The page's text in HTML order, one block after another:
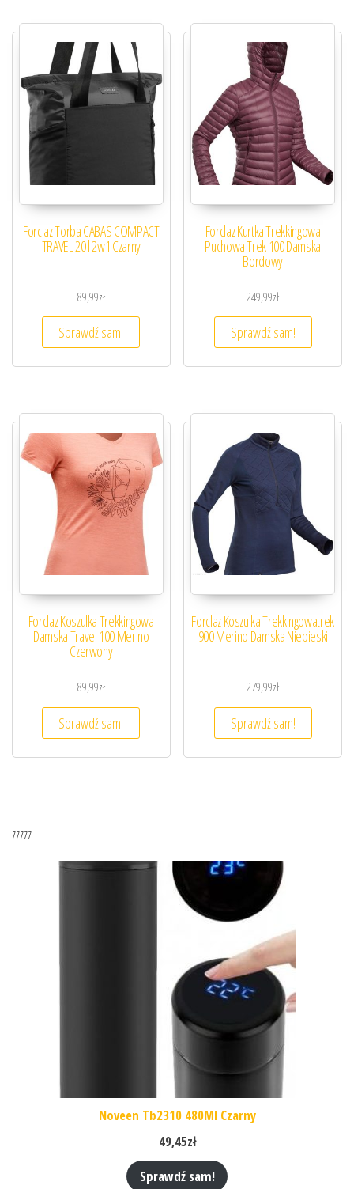
Forclaz Torba CABAS COMPACT
TRAVEL 20 l 2w1 Czarny
89,99zł
Sprawdź sam!
Forclaz Kurtka Trekkingowa
Puchowa Trek 100 Damska
Bordowy
249,99zł
Sprawdź sam!
Forclaz Koszulka Trekkingowa
Damska Travel 100 Merino
Czerwony
89,99zł
Sprawdź sam!
Forclaz Koszulka Trekkingowatrek
900 Merino Damska Niebieski
279,99zł
Sprawdź sam!
zzzzz
Noveen Tb2310 480Ml Czarny
49,45zł
Sprawdź sam!